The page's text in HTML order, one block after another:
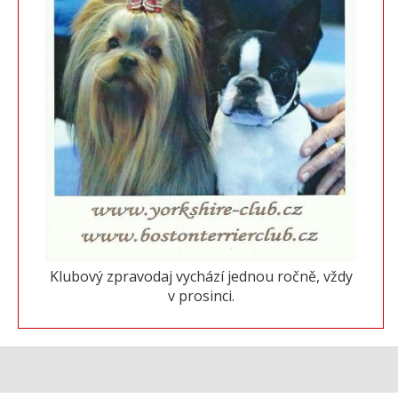
Klubový zpravodaj vychází jednou ročně, vždy
v prosinci.